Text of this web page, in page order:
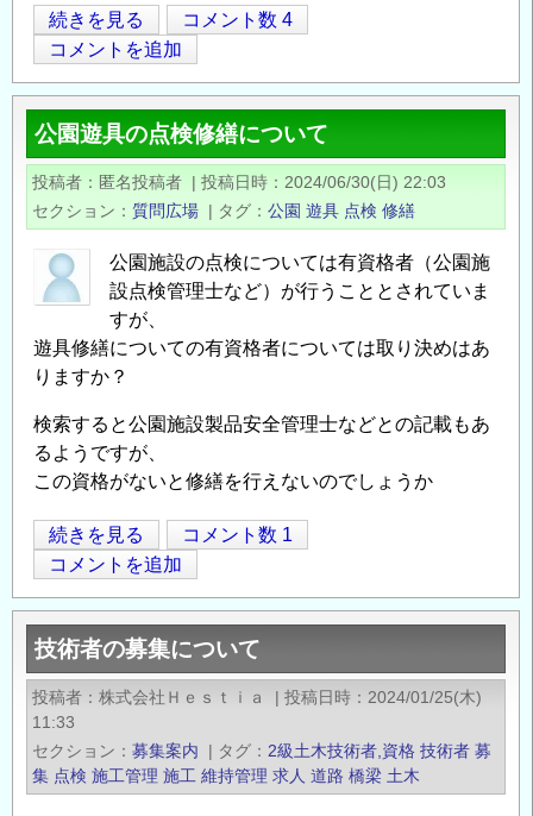
特
定
溝
橋
定
期
検
に
つ
て
の
続きを見る
コメント数 4
コメントを追加
公園遊具の点検修繕について
投稿者 匿名投稿者 | 投稿日時
2024/06/30(日) 22:03
セクション
質問広場 | タグ 公園 遊具 点検 修繕
公園施設の点検については有資格者（公園施
設点検管理士など）が行うこととされていま
すが、
遊具修繕についての有資格者については取り決めはあ
りますか？
検索すると公園施設製品安全管理士などとの記載もあ
るようですが、
この資格がないと修繕を行えないのでしょうか
公
園
遊
具
の
点
検
修
繕
続きを見る
コメント数 1
コメントを追加
技術者の募集について
投稿者 株式会社Ｈｅｓｔｉａ | 投稿日時
2024/01/25(木)
11:33
セクション
募集案内 | タグ 2級土木技術者,資格 技術者 募
集 点検 施工管理 施工 維持管理 求人 道路 橋梁 土木